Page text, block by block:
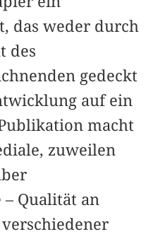
das weder durch
des
gedeckt
auf ein
macht
zuweilen
Qualität an